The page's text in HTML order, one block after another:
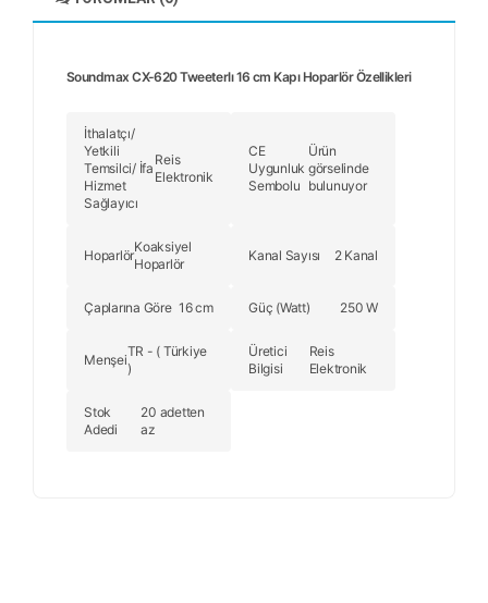
Soundmax CX-620 Tweeterlı 16 cm Kapı Hoparlör Özellikleri
İthalatçı/
Yetkili
Temsilci/ İfa
Hizmet
Sağlayıcı
Reis
Elektronik
CE
Uygunluk
Sembolu
Ürün
görselinde
bulunuyor
Hoparlör
Koaksiyel
Hoparlör
Kanal Sayısı 2 Kanal
Çaplarına Göre 16 cm Güç (Watt) 250 W
Menşei
TR - ( Türkiye
)
Üretici
Bilgisi
Reis
Elektronik
Stok
Adedi
20 adetten
az